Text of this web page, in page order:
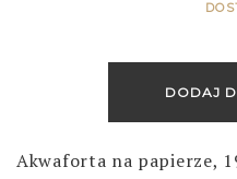
DODAJ
Akwaforta na papierze,